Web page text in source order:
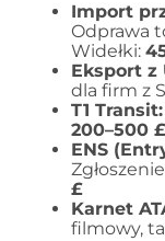
Import
Odprawa
Widełki:
Eksport z
dla firm z
T1 Transit:
200–500 £
ENS
£
Karnet
filmowy,